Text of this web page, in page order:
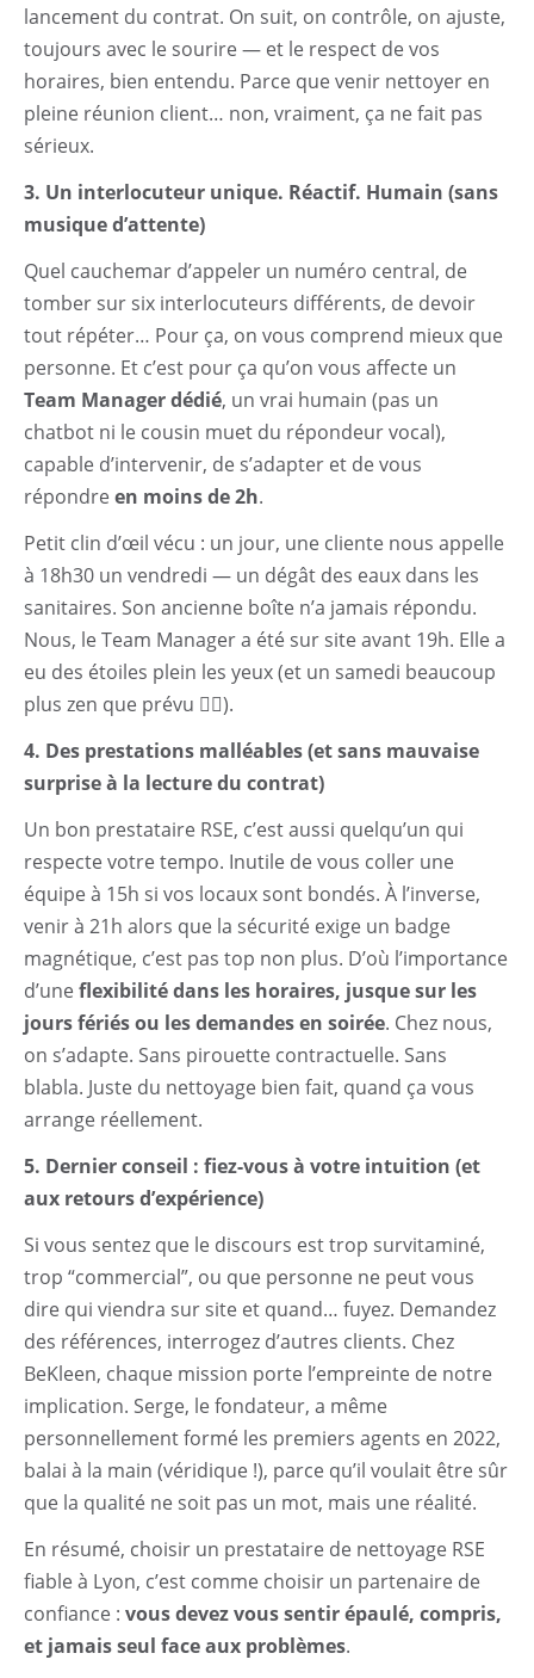
lancement du contrat. On suit, on contrôle, on ajuste,
toujours avec le sourire — et le respect de vos
horaires, bien entendu. Parce que venir nettoyer en
pleine réunion client… non, vraiment, ça ne fait pas
sérieux.
3. Un interlocuteur unique. Réactif. Humain (sans
musique d’attente)
Quel cauchemar d’appeler un numéro central, de
tomber sur six interlocuteurs différents, de devoir
tout répéter… Pour ça, on vous comprend mieux que
personne. Et c’est pour ça qu’on vous affecte un
Team Manager dédié, un vrai humain (pas un
chatbot ni le cousin muet du répondeur vocal),
capable d’intervenir, de s’adapter et de vous
répondre en moins de 2h.
Petit clin d’œil vécu : un jour, une cliente nous appelle
à 18h30 un vendredi — un dégât des eaux dans les
sanitaires. Son ancienne boîte n’a jamais répondu.
Nous, le Team Manager a été sur site avant 19h. Elle a
eu des étoiles plein les yeux (et un samedi beaucoup
plus zen que prévu 🧘‍♀️).
4. Des prestations malléables (et sans mauvaise
surprise à la lecture du contrat)
Un bon prestataire RSE, c’est aussi quelqu’un qui
respecte votre tempo. Inutile de vous coller une
équipe à 15h si vos locaux sont bondés. À l’inverse,
venir à 21h alors que la sécurité exige un badge
magnétique, c’est pas top non plus. D’où l’importance
d’une flexibilité dans les horaires, jusque sur les
jours fériés ou les demandes en soirée. Chez nous,
on s’adapte. Sans pirouette contractuelle. Sans
blabla. Juste du nettoyage bien fait, quand ça vous
arrange réellement.
5. Dernier conseil : fiez-vous à votre intuition (et
aux retours d’expérience)
Si vous sentez que le discours est trop survitaminé,
trop “commercial”, ou que personne ne peut vous
dire qui viendra sur site et quand… fuyez. Demandez
des références, interrogez d’autres clients. Chez
BeKleen, chaque mission porte l’empreinte de notre
implication. Serge, le fondateur, a même
personnellement formé les premiers agents en 2022,
balai à la main (véridique !), parce qu’il voulait être sûr
que la qualité ne soit pas un mot, mais une réalité.
En résumé, choisir un prestataire de nettoyage RSE
fiable à Lyon, c’est comme choisir un partenaire de
confiance : vous devez vous sentir épaulé, compris,
et jamais seul face aux problèmes.